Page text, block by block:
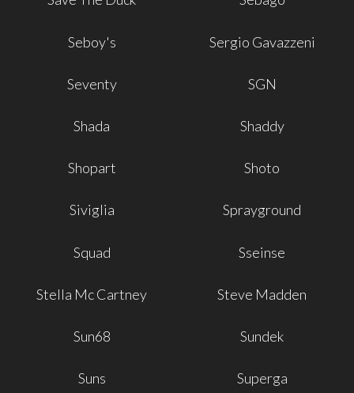
Seboy's Sergio Gavazzeni
Seventy SGN
Shada Shaddy
Shopart Shoto
Siviglia Sprayground
Squad Sseinse
Stella Mc Cartney Steve Madden
Sun68 Sundek
Suns Superga